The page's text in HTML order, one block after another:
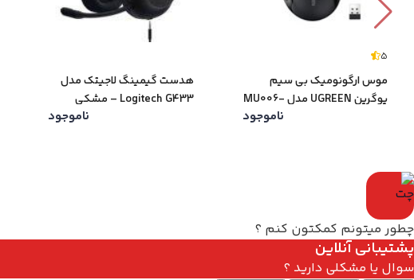
5
موس ارگونومیک بی سیم
یوگرین UGREEN مدل MU006-
ناموجود
هدست گیمینگ لاجیتک مدل
Logitech G433 – مشکی
ناموجود
چطور میتونم کمکتون کنم ؟
پشتیبانی آنلاین
سوال یا مشکلی دارید ؟